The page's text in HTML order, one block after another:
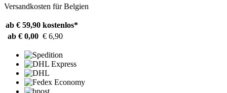
Versandkosten für Belgien
ab € 59,90 kostenlos*
ab € 0,00 € 6,90